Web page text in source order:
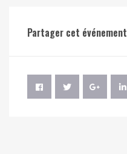
Partager cet événement